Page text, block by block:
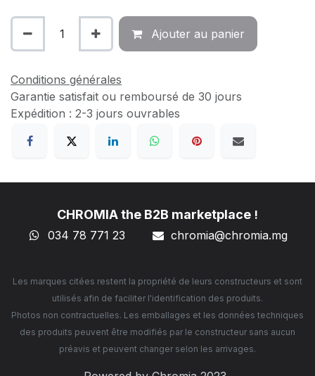
Ajouter au panier
Conditions générales
Garantie satisfait ou remboursé de 30 jours
Expédition : 2-3 jours ouvrables
CHROMIA the B2B marketplace !
034 78 771 23
chromia@chromia.mg
Les marques citées restent la propriété de leurs constructeurs et sont
utilisés afin de faciliter l'identification des produits.
Photos non contractuelles. Les emballages et les données techniques
des produits peuvent être modifiés par le constructeur sans aucun
préavis et peuvent changer selon les arrivages.